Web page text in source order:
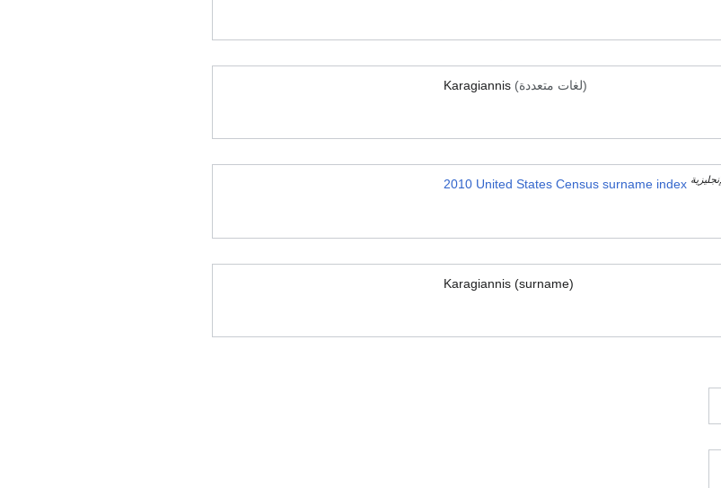
Karagiannis (لغات متعددة)
2010 United States Census surname index
Karagiannis (surname)